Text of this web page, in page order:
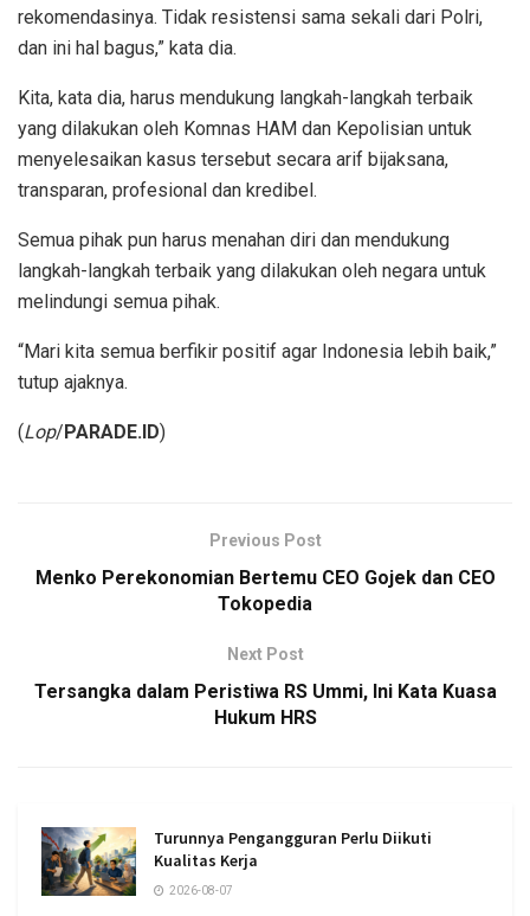
rekomendasinya. Tidak resistensi sama sekali dari Polri,
dan ini hal bagus,” kata dia.
Kita, kata dia, harus mendukung langkah-langkah terbaik
yang dilakukan oleh Komnas HAM dan Kepolisian untuk
menyelesaikan kasus tersebut secara arif bijaksana,
transparan, profesional dan kredibel.
Semua pihak pun harus menahan diri dan mendukung
langkah-langkah terbaik yang dilakukan oleh negara untuk
melindungi semua pihak.
“Mari kita semua berfikir positif agar Indonesia lebih baik,”
tutup ajaknya.
(Lop/ PARADE.ID)
Previous Post
Menko Perekonomian Bertemu CEO Gojek dan CEO
Tokopedia
Next Post
Tersangka dalam Peristiwa RS Ummi, Ini Kata Kuasa
Hukum HRS
Turunnya Pengangguran Perlu Diikuti
Kualitas Kerja
2026-08-07